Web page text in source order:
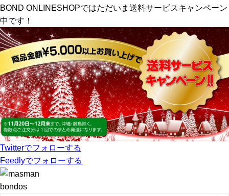
BOND ONLINESHOPではただいま送料サービスキャンペーン
中です！
Twitterでフォローする
Feedlyでフォローする
bondos